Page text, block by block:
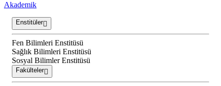
Akademik
Enstitüler
Fen Bilimleri Enstitüsü
Sağlık Bilimleri Enstitüsü
Sosyal Bilimler Enstitüsü
Fakülteler